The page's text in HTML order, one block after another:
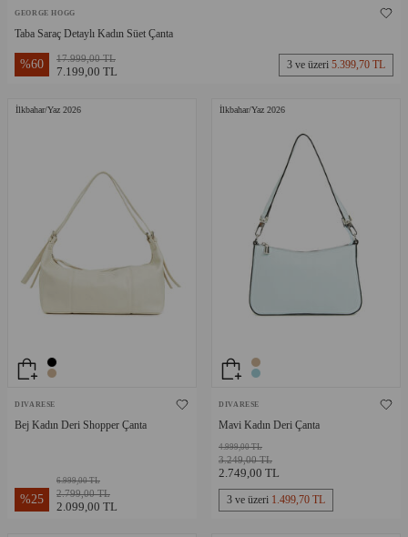
GEORGE HOGG
Taba Saraç Detaylı Kadın Süet Çanta
%60 17.999,00 TL
7.199,00 TL 3 ve üzeri 5.399,70 TL
İlkbahar/Yaz 2026
DIVARESE
Bej Kadın Deri Shopper Çanta
%25
6.999,00 TL
2.799,00 TL
2.099,00 TL
İlkbahar/Yaz 2026
DIVARESE
Mavi Kadın Deri Çanta
4.999,00 TL
3.249,00 TL
2.749,00 TL
3 ve üzeri 1.499,70 TL